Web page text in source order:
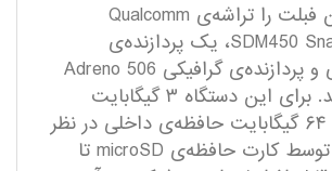
سخت‌افزار این فبلت را تراشه‌‌ی Qualcomm
SDM450 Snapdragon 450، یک پردازنده‌ی
هشت‌‌هسته‌ای و پردازنده‌‌ی گرافیکی Adreno 506
تشکیل می‌دهد. برای این دستگاه ۳ گیگابایت
حافظه‌ی رم و ۶۴ گیگابایت حافظه‌ی داخلی در نظر
گفته شده که توسط کارت حافظه‌ی microSD تا